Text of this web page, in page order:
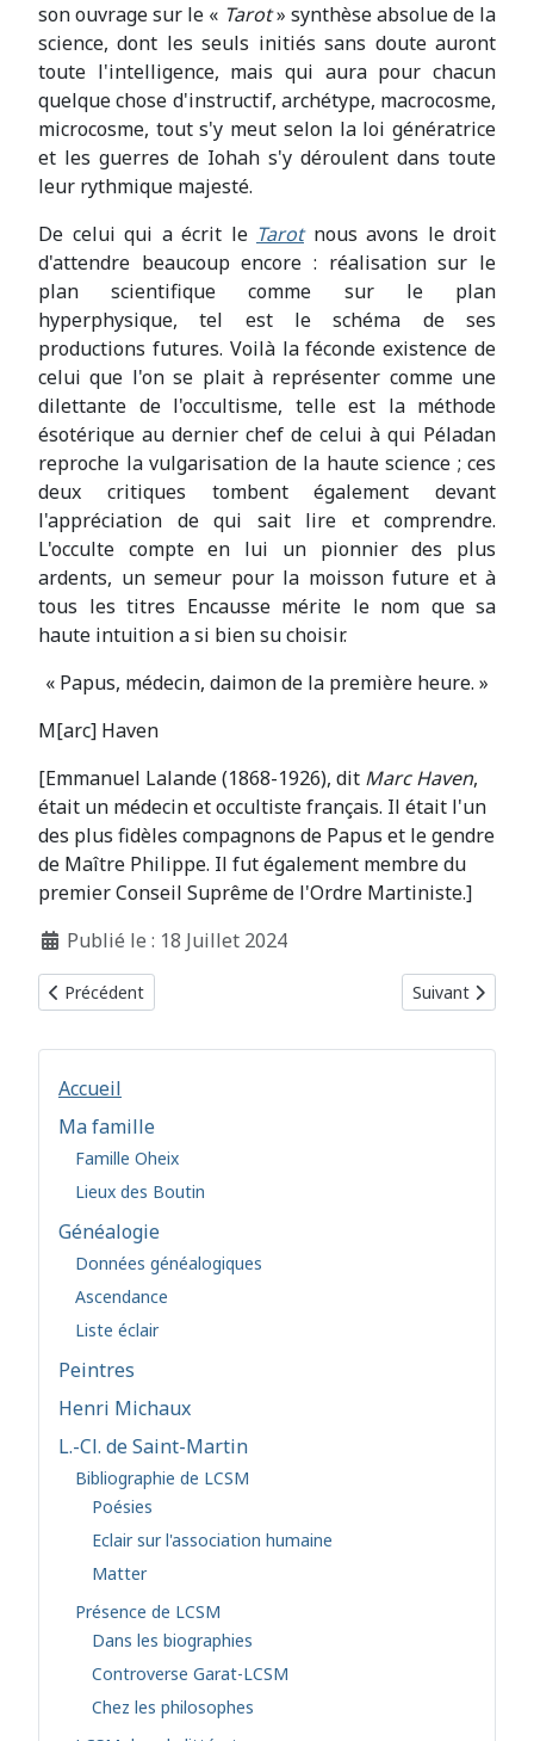
Accueil
Ma famille
Famille Oheix
Lieux des Boutin
Généalogie
Données généalogiques
Ascendance
Liste éclair
Peintres
Henri Michaux
L.-Cl. de Saint-Martin
Bibliographie de LCSM
Poésies
Eclair sur l'association humaine
Matter
Présence de LCSM
Dans les biographies
Controverse Garat-LCSM
Chez les philosophes
son ouvrage sur le « Tarot» synthèse absolue de la
science, dont les seuls initiés sans doute auront
toute l'intelligence, mais qui aura pour chacun
quelque chose d'instructif, archétype, macrocosme,
microcosme, tout s'y meut selon la loi génératrice
et les guerres de Iohah s'y déroulent dans toute
leur rythmique majesté.
De celui qui a écrit le Tarotnous avons le droit
d'attendre beaucoup encore : réalisation sur le
plan scientifique comme sur le plan
hyperphysique, tel est le schéma de ses
productions futures. Voilà la féconde existence de
celui que l'on se plait à représenter comme une
dilettante de l'occultisme, telle est la méthode
ésotérique au dernier chef de celui à qui Péladan
reproche la vulgarisation de la haute science ; ces
deux critiques tombent également devant
l'appréciation de qui sait lire et comprendre.
L'occulte compte en lui un pionnier des plus
ardents, un semeur pour la moisson future et à
tous les titres Encausse mérite le nom que sa
haute intuition a si bien su choisir.
« Papus, médecin, daimon de la première heure. »
M[arc] Haven
[Emmanuel Lalande (1868-1926), dit Marc Haven,
était un médecin et occultiste français. Il était l'un
des plus fidèles compagnons de Papus et le gendre
de Maître Philippe. Il fut également membre du
premier Conseil Suprême de l'Ordre Martiniste.]
Détails
Publié le : 18 Juillet 2024
Article précédent : 1896
Précédent Article suivant
Suivant